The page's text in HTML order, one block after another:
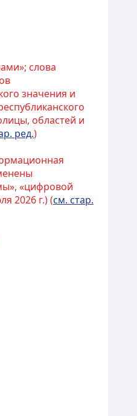
слова
значения и
областей и
ред.)
«цифровой
2026 г.) (см. стар.